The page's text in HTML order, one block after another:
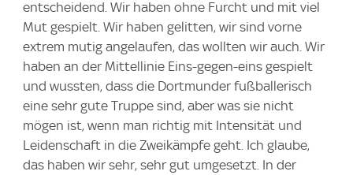
entscheidend. Wir haben ohne Furcht und mit viel
Mut gespielt. Wir haben gelitten, wir sind vorne
extrem mutig angelaufen, das wollten wir auch. Wir
haben an der Mittellinie Eins-gegen-eins gespielt
und wussten, dass die Dortmunder fußballerisch
eine sehr gute Truppe sind, aber was sie nicht
mögen ist, wenn man richtig mit Intensität und
Leidenschaft in die Zweikämpfe geht. Ich glaube,
das haben wir sehr, sehr gut umgesetzt. In der